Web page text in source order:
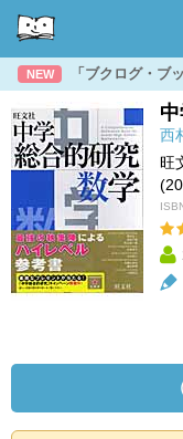
NEW 「ブクログ・ブ
西
旺